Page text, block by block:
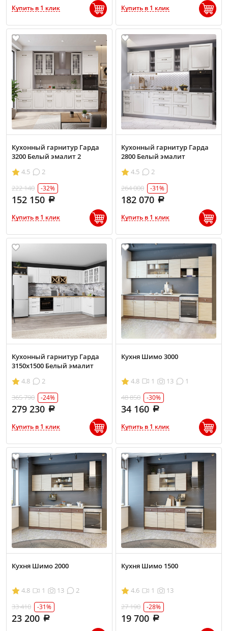
Купить в 1 клик Купить в 1 клик
Кухонный гарнитур Гарда
3200 Белый эмалит 2
4.5
2
222 140
-32%
152 150
Купить в 1 клик
Кухонный гарнитур Гарда
2800 Белый эмалит
4.5
2
264 000
-31%
182 070
Купить в 1 клик
Кухонный гарнитур Гарда
3150х1500 Белый эмалит
4.8
2
365 790
-24%
279 230
Купить в 1 клик
Кухня Шимо 3000
4.8 1 13
1
48 850
-30%
34 160
Купить в 1 клик
Кухня Шимо 2000
4.8 1 13
2
33 410
-31%
23 200
Кухня Шимо 1500
4.6 1
13
27 190
-28%
19 700